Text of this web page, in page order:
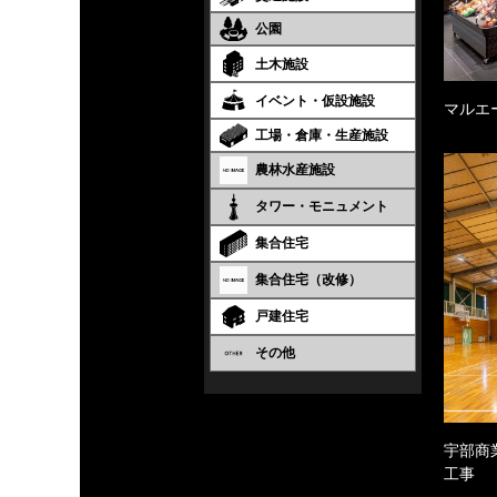
公園
土木施設
イベント・仮設施設
工場・倉庫・生産施設
農林水産施設
タワー・モニュメント
集合住宅
集合住宅（改修）
戸建住宅
その他
マルエ
宇部商
工事